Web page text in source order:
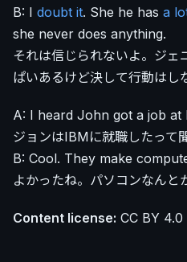
B: I doubt it. She he has a
she never does anything.
それは信じられないよ。ジェ
ぱいあるけど決して行動はし
A: I heard John got a job at
ジョンはIBMに就職したって
B: Cool. They make
よかったね。パソコンなんと
Content license: CC BY 4.0